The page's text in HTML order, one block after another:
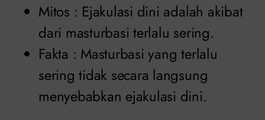
Mitos : Ejakulasi dini adalah akibat
dari masturbasi terlalu sering.
Fakta : Masturbasi yang terlalu
sering tidak secara langsung
menyebabkan ejakulasi dini.